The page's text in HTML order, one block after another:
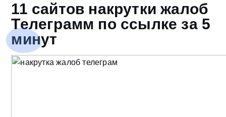
11 сайтов накрутки жалоб
Телеграмм по ссылке за 5
минут